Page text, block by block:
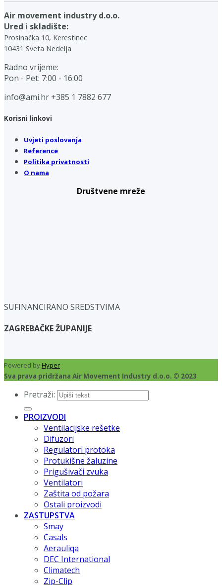
Air movement industry d.o.o.
Ured i skladište:
Prosinačka 10, Kerestinec
10431 Sveta Nedelja
Radno vrijeme:
Pon - Pet: 7:00 - 16:00
info@ami.hr +385 1 7882 677
Korisni linkovi
Uvjeti poslovanja
Reference
Politika privatnosti
O nama
Društvene mreže
SUFINANCIRANO SREDSTVIMA
ZAGREBAČKE ŽUPANIJE
Powered byHyper
Sva prava pridržana Air Movement Industry d.o.o. © 2023
Pretraži:
PROIZVODI
Ventilacijske rešetke
Difuzori
Regulatori protoka
Protukišne žaluzine
Prigušivači zvuka
Ventilatori
Zaštita od požara
Ostali proizvodi
ZASTUPSTVA
Smay
Casals
Aerauliqa
DEC International
Climatech
Zip-Clip